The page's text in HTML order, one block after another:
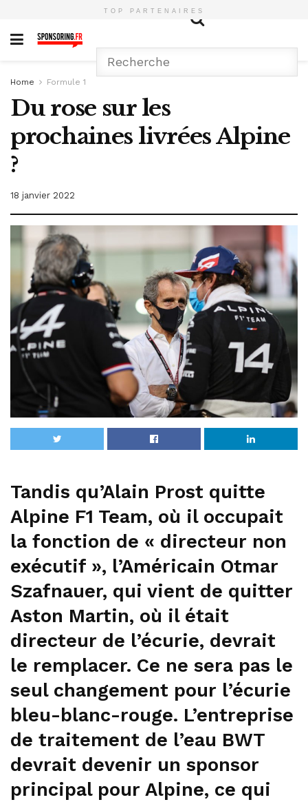
TOP PARTENAIRES
Home Formule 1
Du rose sur les
prochaines livrées Alpine
?
18 janvier 2022
Tandis qu’Alain Prost quitte
Alpine F1 Team, où il occupait
la fonction de « directeur non
exécutif », l’Américain Otmar
Szafnauer, qui vient de quitter
Aston Martin, où il était
directeur de l’écurie, devrait
le remplacer. Ce ne sera pas le
seul changement pour l’écurie
bleu-blanc-rouge. L’entreprise
de traitement de l’eau BWT
devrait devenir un sponsor
principal pour Alpine, ce qui